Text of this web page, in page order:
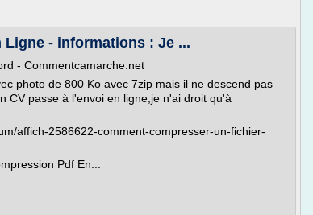
- informations : Je ...
- Commentcamarche.net
photo de 800 Ko avec 7zip mais il ne descend pas
CV passe à l'envoi en ligne,je n'ai droit qu'à
affich-2586622-comment-compresser-un-fichier-
Pdf En...